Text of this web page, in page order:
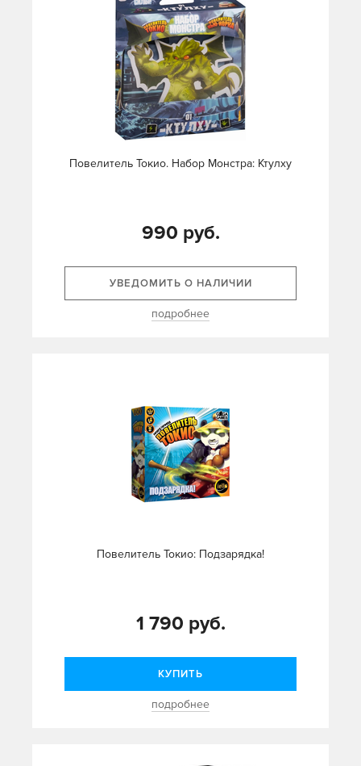
Повелитель Токио. Набор Монстра: Ктулху
990 руб.
УВЕДОМИТЬ О НАЛИЧИИ
подробнее
Повелитель Токио: Подзарядка!
1 790 руб.
КУПИТЬ
подробнее